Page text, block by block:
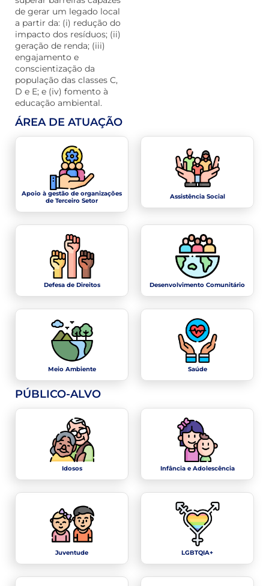
de gerar um legado local
a partir da: (i) redução do
impacto dos resíduos; (ii)
geração de renda; (iii)
engajamento e
conscientização da
população das classes C,
D e E; e (iv) fomento à
educação ambiental.
ÁREA DE ATUAÇÃO
Apoio à gestão de organizações
de Terceiro Setor
Assistência Social
Defesa de Direitos Desenvolvimento Comunitário
Meio Ambiente Saúde
PÚBLICO-ALVO
Idosos Infância e Adolescência
Juventude LGBTQIA+